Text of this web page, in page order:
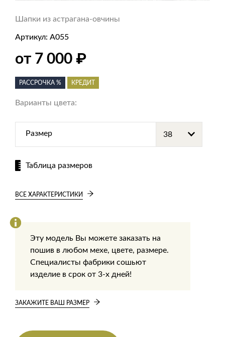
Шапки из астрагана-овчины
Артикул: А055
от 7 000 ₽
РАССРОЧКА % КРЕДИТ
Варианты цвета:
Размер
Таблица размеров
ВСЕ ХАРАКТЕРИСТИКИ
Эту модель Вы можете заказать на
пошив в любом мехе, цвете, размере.
Специалисты фабрики сошьют
изделие в срок от 3-х дней!
ЗАКАЖИТЕ ВАШ РАЗМЕР